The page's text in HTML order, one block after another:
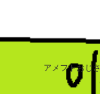
アメフトおじ